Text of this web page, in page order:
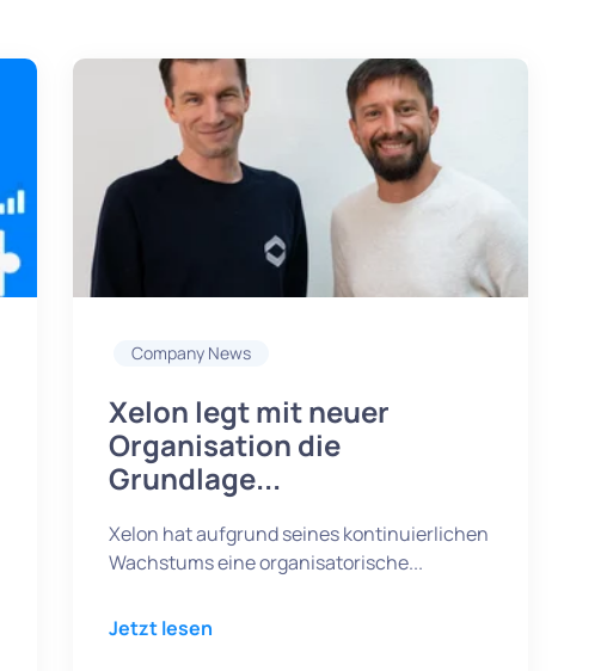
Company News
Xelon legt mit neuer
Organisation die
Grundlage...
Xelon hat aufgrund seines kontinuierlichen
Wachstums eine organisatorische...
Jetzt lesen